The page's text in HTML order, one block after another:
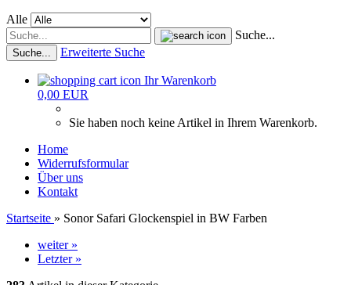
Alle
Suche...
Suche... Erweiterte Suche
Ihr Warenkorb
0,00 EUR
Sie haben noch keine Artikel in Ihrem Warenkorb.
Home
Widerrufsformular
Über uns
Kontakt
Startseite » Sonor Safari Glockenspiel in BW Farben
weiter »
Letzter »